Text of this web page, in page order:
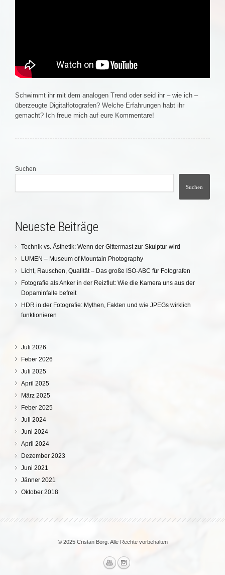
Schwimmt ihr mit dem analogen Trend oder seid ihr – wie ich –
überzeugte Digitalfotografen? Welche Erfahrungen habt ihr
gemacht? Ich freue mich auf eure Kommentare!
Suchen
Suchen
Neueste Beiträge
Technik vs. Ästhetik: Wenn der Gittermast zur Skulptur wird
LUMEN – Museum of Mountain Photography
Licht, Rauschen, Qualität – Das große ISO-ABC für Fotografen
Fotografie als Anker in der Reizflut: Wie die Kamera uns aus der
Dopaminfalle befreit
HDR in der Fotografie: Mythen, Fakten und wie JPEGs wirklich
funktionieren
Juli 2026
Feber 2026
Juli 2025
April 2025
März 2025
Feber 2025
Juli 2024
Juni 2024
April 2024
Dezember 2023
Juni 2021
Jänner 2021
Oktober 2018
© 2025 Cristan Börg. Alle Rechte vorbehalten